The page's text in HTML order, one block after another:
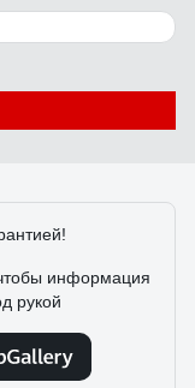
информация
рукой